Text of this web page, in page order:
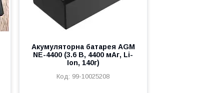
Акумуляторна батарея AGM
NE-4400 (3.6 В, 4400 мАг, Li-
Ion, 140г)
99-10025208